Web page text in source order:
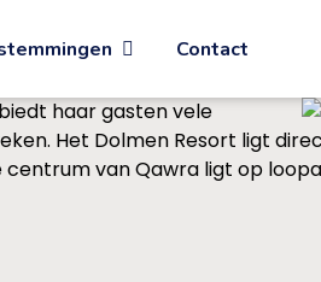
Contact
haar gasten vele
Het Dolmen Resort ligt
van Qawra ligt op